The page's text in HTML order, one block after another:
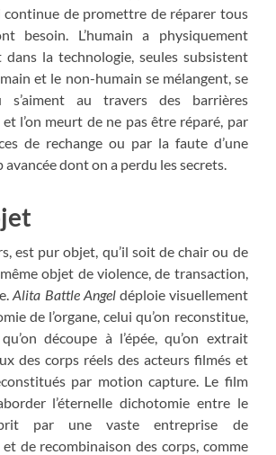
de promettre de réparer tous
besoin. L’humain a physiquement
dans la technologie, seules subsistent
et le non-humain se mélangent, se
s’aiment au travers des barrières
l’on meurt de ne pas être réparé, par
de rechange ou par la faute d’une
dont on a perdu les secrets.
est pur objet, qu’il soit de chair ou de
objet de violence, de transaction,
Alita Battle Angeldéploie visuellement
de l’organe, celui qu’on reconstitue,
découpe à l’épée, qu’on extrait
des corps réels des acteurs filmés et
par motion capture. Le film
l’éternelle dichotomie entre le
par une vaste entreprise de
de recombinaison des corps, comme